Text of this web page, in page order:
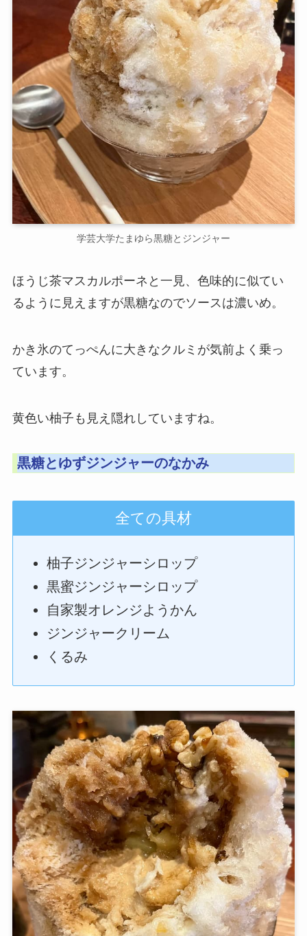
学芸大学たまゆら黒糖とジンジャー
ほうじ茶マスカルポーネと一見、色味的に似てい
るように見えますが黒糖なのでソースは濃いめ。
かき氷のてっぺんに大きなクルミが気前よく乗っ
ています。
黄色い柚子も見え隠れしていますね。
黒糖とゆずジンジャーのなかみ
全ての具材
柚子ジンジャーシロップ
黒蜜ジンジャーシロップ
自家製オレンジようかん
ジンジャークリーム
くるみ